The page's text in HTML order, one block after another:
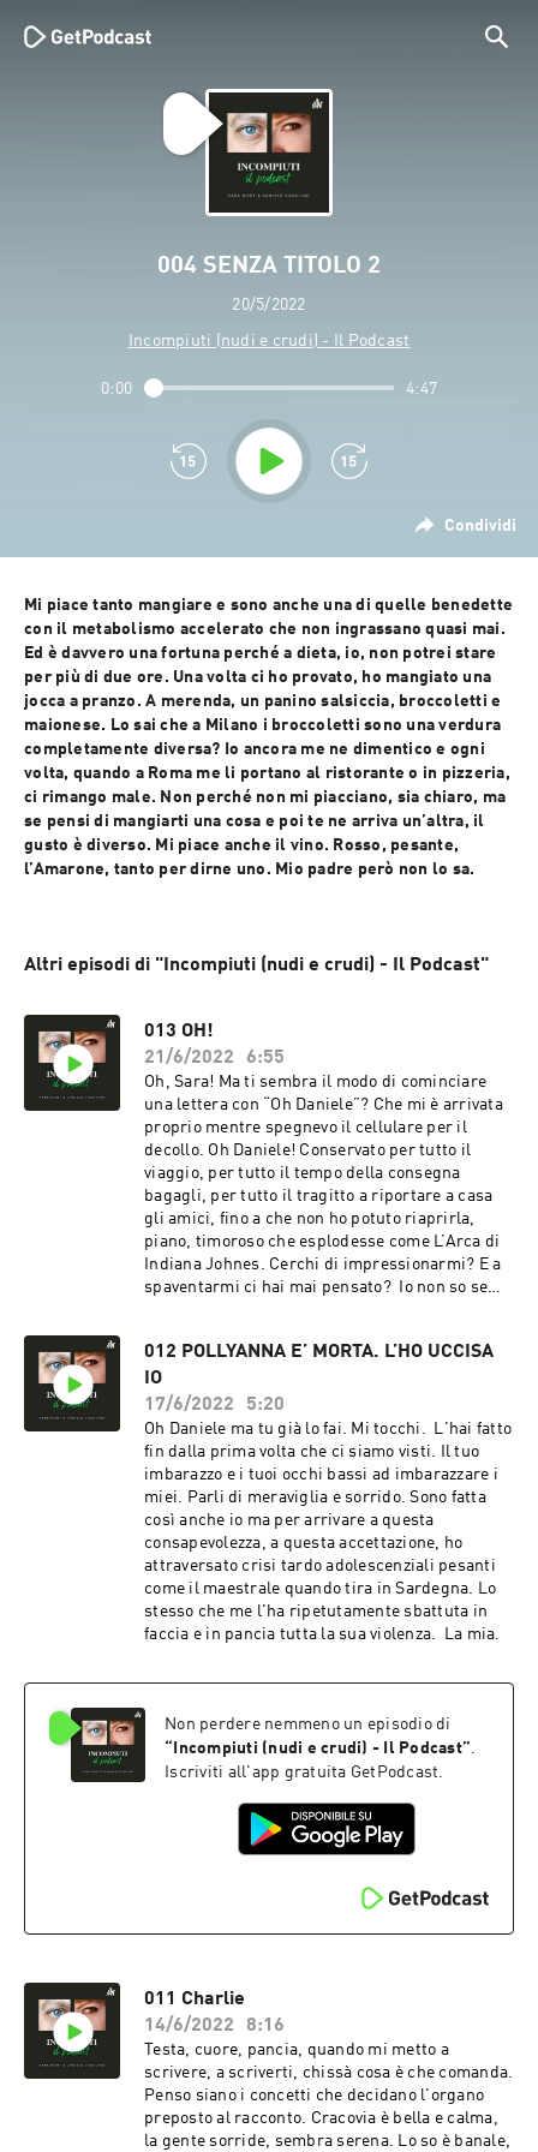
004 SENZA TITOLO 2
20/5/2022
Incompiuti (nudi e crudi) - Il Podcast
Condividi
0:00 4:47
Mi piace tanto mangiare e sono anche una di quelle benedette
con il metabolismo accelerato che non ingrassano quasi mai.
Ed è davvero una fortuna perché a dieta, io, non potrei stare
per più di due ore. Una volta ci ho provato, ho mangiato una
jocca a pranzo. A merenda, un panino salsiccia, broccoletti e
maionese. Lo sai che a Milano i broccoletti sono una verdura
completamente diversa? Io ancora me ne dimentico e ogni
volta, quando a Roma me li portano al ristorante o in pizzeria,
ci rimango male. Non perché non mi piacciano, sia chiaro, ma
se pensi di mangiarti una cosa e poi te ne arriva un’altra, il
gusto è diverso. Mi piace anche il vino. Rosso, pesante,
l’Amarone, tanto per dirne uno. Mio padre però non lo sa.
Altri episodi di "Incompiuti (nudi e crudi) - Il Podcast"
013 OH!
21/6/2022
6:55
Oh, Sara! Ma ti sembra il modo di cominciare
una lettera con “Oh Daniele”? Che mi è arrivata
proprio mentre spegnevo il cellulare per il
decollo. Oh Daniele! Conservato per tutto il
viaggio, per tutto il tempo della consegna
bagagli, per tutto il tragitto a riportare a casa
gli amici, fino a che non ho potuto riaprirla,
piano, timoroso che esplodesse come L’Arca di
Indiana Johnes. Cerchi di impressionarmi? E a
spaventarmi ci hai mai pensato? Io non so se
gioco delle lettere mi emoziona non poco. E non
voglio fare una bella figura, mi basterebbe
presentarti un’immagine il più vicina possibile
al me che mi dipingo. Spaventarti? Se vogliamo
mettere più malizia a questo gioco, potrebbe
essere una delle regole da rispettare e
infrangere. “par.2 punto 7 - è ammesso e
caldeggiato l’inserimento di una frase o un
paragrafo spaventoso ogni settimana” A me
batte il cuore, forte.
012 POLLYANNA E’ MORTA. L’HO UCCISA
IO
17/6/2022
5:20
Oh Daniele ma tu già lo fai. Mi tocchi. L'hai fatto
fin dalla prima volta che ci siamo visti. Il tuo
imbarazzo e i tuoi occhi bassi ad imbarazzare i
miei. Parli di meraviglia e sorrido. Sono fatta
così anche io ma per arrivare a questa
consapevolezza, a questa accettazione, ho
attraversato crisi tardo adolescenziali pesanti
come il maestrale quando tira in Sardegna. Lo
stesso che me l'ha ripetutamente sbattuta in
faccia e in pancia tutta la sua violenza. La mia.
Non perdere nemmeno un episodio di
“ Incompiuti (nudi e crudi) - Il Podcast”.
Iscriviti all'app gratuita GetPodcast.
011 Charlie
14/6/2022
8:16
Testa, cuore, pancia, quando mi metto a
scrivere, a scriverti, chissà cosa è che comanda.
Penso siano i concetti che decidano l'organo
preposto al racconto. Cracovia è bella e calma,
la gente sorride, sembra serena. Lo so è banale,